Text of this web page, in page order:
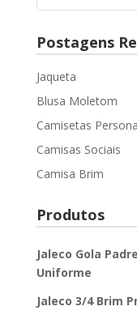
Postagens
Jaqueta
Blusa Moletom
Camisetas
Camisas Sociais
Camisa Brim
Produtos
Jaleco Gola
Uniforme
Jaleco 3/4 Brim